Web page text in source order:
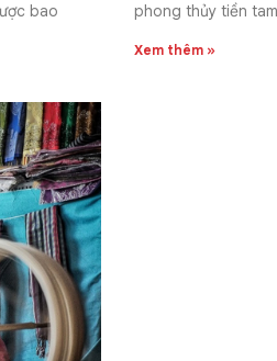
bao
phong thủy tiền
Xem thêm »